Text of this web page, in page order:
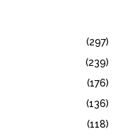
(297)
(239)
(176)
(136)
(118)